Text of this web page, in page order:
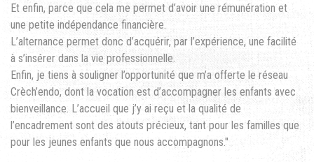
Et enfin, parce que cela me permet d’avoir une rémunération et
une petite indépendance financière.
L’alternance permet donc d’acquérir, par l’expérience, une facilité
à s’insérer dans la vie professionnelle.
Enfin, je tiens à souligner l’opportunité que m’a offerte le réseau
Crèch’endo, dont la vocation est d’accompagner les enfants avec
bienveillance. L’accueil que j’y ai reçu et la qualité de
l’encadrement sont des atouts précieux, tant pour les familles que
pour les jeunes enfants que nous accompagnons."